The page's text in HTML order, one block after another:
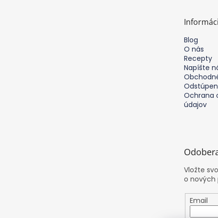
Blog
O nás
Recepty
Napíšte
Ochrana
údajov
Vložte
o nových
Email